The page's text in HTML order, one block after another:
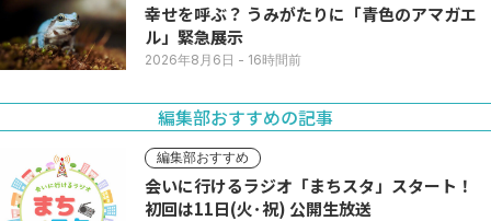
幸せを呼ぶ？ うみがたりに「青色のアマガエ
ル」緊急展示
2026年8月6日 - 16時間前
編集部おすすめの記事
編集部おすすめ
会いに行けるラジオ「まちスタ」スタート！
初回は11日(火･祝) 公開生放送